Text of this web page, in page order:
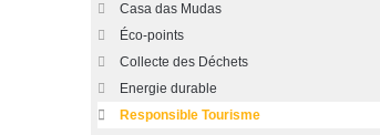
Casa das Mudas
Éco-points
Collecte des Déchets
Energie durable
Responsible Tourisme